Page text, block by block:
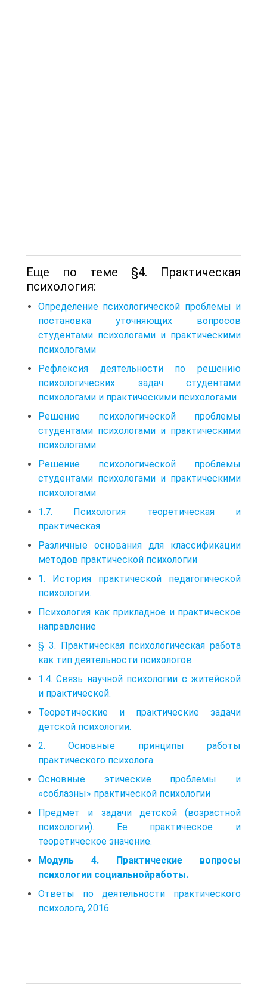
Еще по теме §4. Практическая
психология:
Определение психологической проблемы и
постановка уточняющих вопросов
студентами психологами и практическими
психологами
Рефлексия деятельности по решению
психологических задач студентами
психологами и практическими психологами
Решение психологической проблемы
студентами психологами и практическими
психологами
Решение психологической проблемы
студентами психологами и практическими
психологами
1.7. Психология теоретическая и
практическая
Различные основания для классификации
методов практической психологии
1. История практической педагогической
психологии.
Психология как прикладное и практическое
направление
§ 3. Практическая психологическая работа
как тип деятельности психологов.
1.4. Связь научной психологии с житейской
и практической.
Теоретические и практические задачи
детской психологии.
2. Основные принципы работы
практического психолога.
Основные этические проблемы и
«соблазны» практической психологии
Предмет и задачи детской (возрастной
психологии). Ее практическое и
теоретическое значение.
Модуль 4. Практические вопросы
психологии социальнойработы.
Ответы по деятельности практического
психолога, 2016